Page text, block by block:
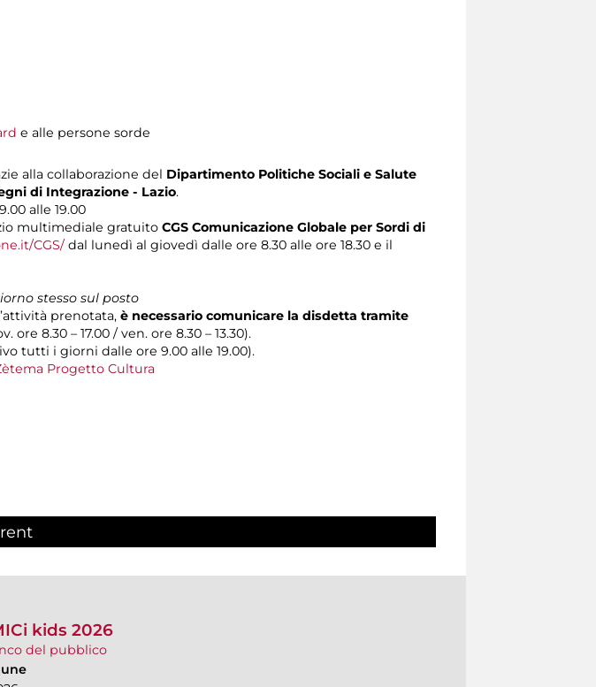
e alle persone sorde
alla collaborazione del Dipartimento Politiche Sociali e Salute
di Integrazione - Lazio.
alle 19.00
multimediale gratuito CGS Comunicazione Globale per Sordi di
CGS/dal lunedì al giovedì dalle ore 8.30 alle ore 18.30 e il
stesso sul posto
prenotata, è necessario comunicare la disdetta tramite
ore 8.30 – 17.00 / ven. ore 8.30 – 13.30).
tutti i giorni dalle ore 9.00 alle 19.00).
Progetto Cultura
(active tab)
kids 2026
del pubblico